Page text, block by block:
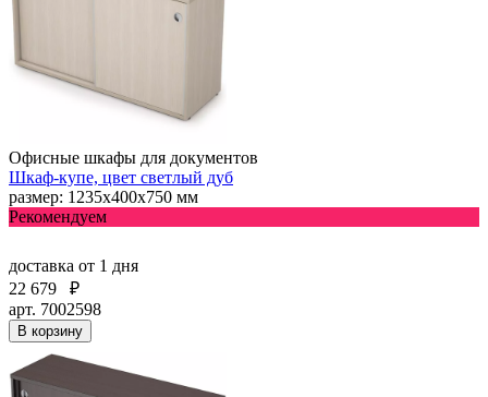
Офисные шкафы для документов
Шкаф-купе, цвет светлый дуб
размер: 1235х400х750 мм
Рекомендуем
доставка от 1 дня
22 679
₽
арт. 7002598
В корзину